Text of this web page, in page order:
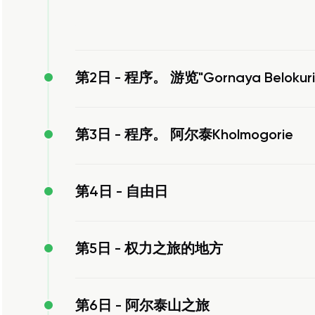
第2日 - 程序。 游览"Gornaya
第3日 - 程序。 阿尔泰Kholmogorie
第4日 - 自由日
第5日 -权力之旅的地方
第6日 - 阿尔泰山之旅